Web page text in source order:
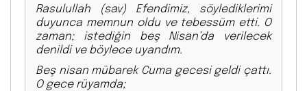
Rasulullah (sav) Efendimiz, söylediklerimi
duyunca memnun oldu ve tebessüm etti. O
zaman; istediğin beş Nisan’da verilecek
denildi ve böylece uyandım.
Beş nisan mübarek Cuma gecesi geldi çattı.
O gece rüyamda;